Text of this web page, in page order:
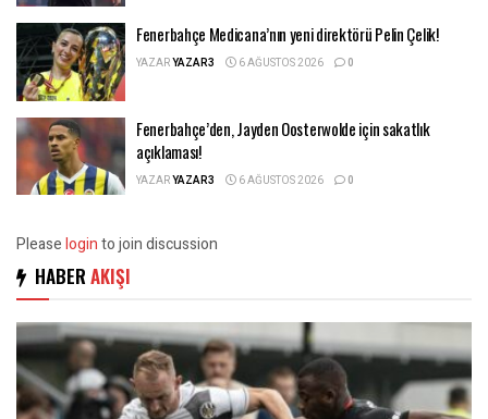
Fenerbahçe Medicana’nın yeni direktörü Pelin Çelik!
YAZARYAZAR3 6 AĞUSTOS 2026 0
Fenerbahçe’den, Jayden Oosterwolde için sakatlık
açıklaması!
YAZARYAZAR3 6 AĞUSTOS 2026 0
Pleaseloginto join discussion
HABER AKIŞI